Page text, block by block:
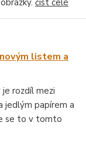
číst celé
listem a
rozdíl mezi
jedlým papírem a
se to v tomto